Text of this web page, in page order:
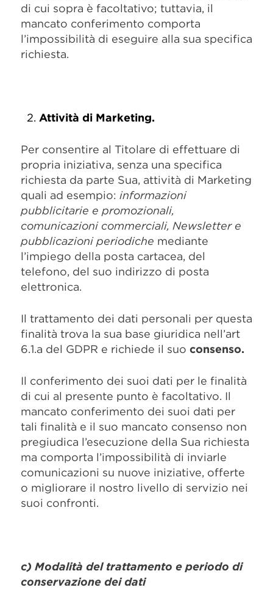
di cui sopra è facoltativo; tuttavia, il
mancato conferimento comporta
l’impossibilità di eseguire alla sua specifica
richiesta.
Attività di Marketing.
Per consentire al Titolare di effettuare di
propria iniziativa, senza una specifica
richiesta da parte Sua, attività di Marketing
quali ad esempio: informazioni
pubblicitarie e promozionali,
comunicazioni commerciali, Newsletter e
pubblicazioni periodiche mediante
l’impiego della posta cartacea, del
telefono, del suo indirizzo di posta
elettronica.
Il trattamento dei dati personali per questa
finalità trova la sua base giuridica nell’art
6.1.a del GDPR e richiede il suo consenso.
Il conferimento dei suoi dati per le finalità
di cui al presente punto è facoltativo. Il
mancato conferimento dei suoi dati per
tali finalità e il suo mancato consenso non
pregiudica l’esecuzione della Sua richiesta
ma comporta l’impossibilità di inviarle
comunicazioni su nuove iniziative, offerte
o migliorare il nostro livello di servizio nei
suoi confronti.
c) Modalità del trattamento e periodo di
conservazione dei dati